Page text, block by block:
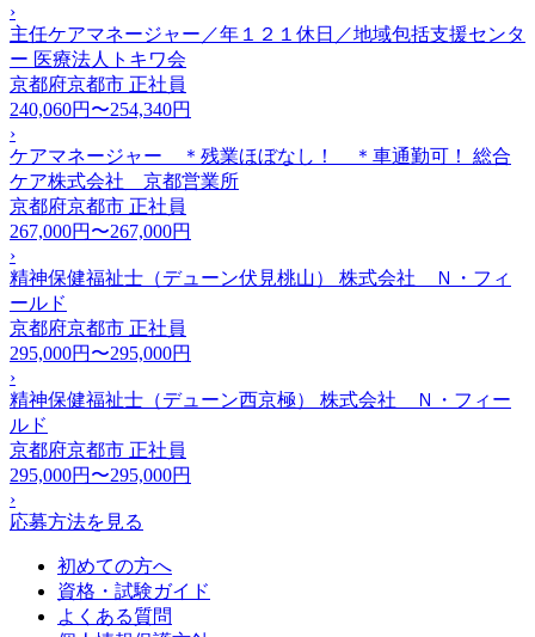
›
主任ケアマネージャー／年１２１休日／地域包括支援センタ
ー 医療法人トキワ会
京都府京都市 正社員
240,060円〜254,340円
›
ケアマネージャー ＊残業ほぼなし！ ＊車通勤可！ 総合
ケア株式会社 京都営業所
京都府京都市 正社員
267,000円〜267,000円
›
精神保健福祉士（デューン伏見桃山） 株式会社 Ｎ・フィ
ールド
京都府京都市 正社員
295,000円〜295,000円
›
精神保健福祉士（デューン西京極） 株式会社 Ｎ・フィー
ルド
京都府京都市 正社員
295,000円〜295,000円
›
応募方法を見る
初めての方へ
資格・試験ガイド
よくある質問